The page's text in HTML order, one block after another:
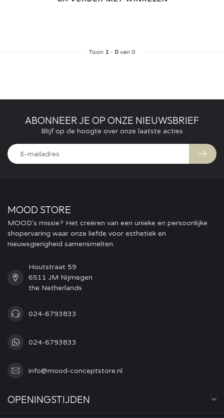
Toon 1 - 0van 0
ABONNEER JE OP ONZE NIEUWSBRIEF
Blijf op de hoogte over onze laatste acties
MOOD STORE
MOOD's missie? Het creëren van een unieke en persoonlijke
shopervaring waar onze liefde voor esthetiek en
nieuwsgierigheid samensmelten.
Houtstraat 59
6511 JM Nijmegen
the Netherlands
024-6793833
024-6793833
info@mood-conceptstore.nl
OPENINGSTIJDEN